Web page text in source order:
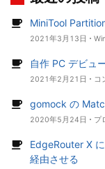
MiniTool
2021年3月13日
自作 PC デビュ
2021年2月21日 コ
gomock の
2020年5月24日 プ
EdgeRouter X
経由させる